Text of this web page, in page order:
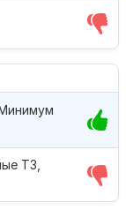
ТЗ,